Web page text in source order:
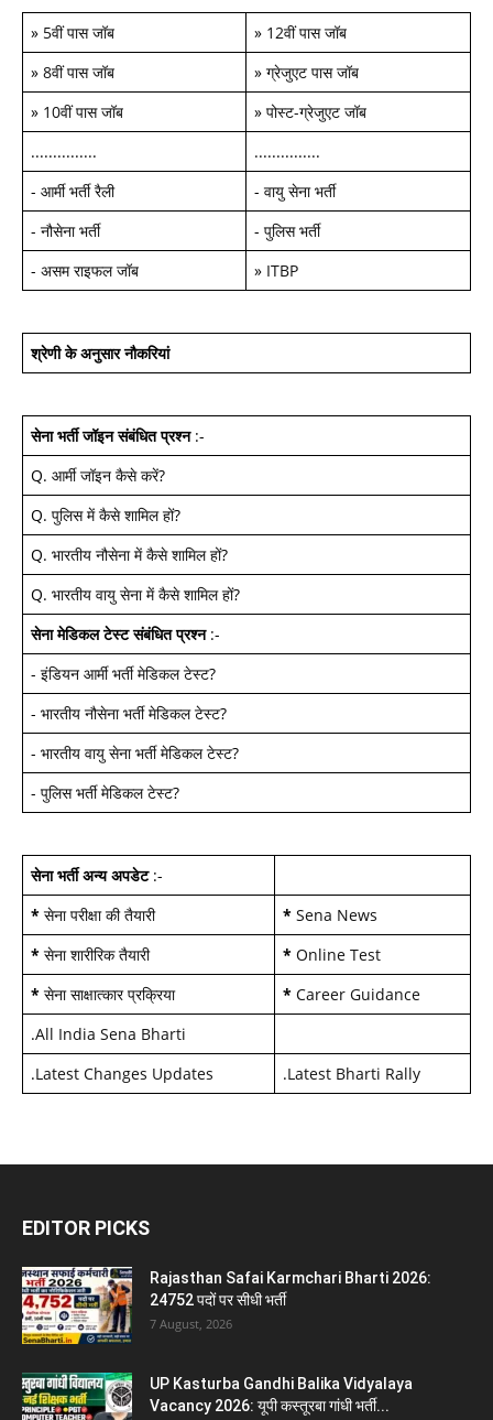
» 5वीं पास जॉब » 12वीं पास जॉब
» 8वीं पास जॉब » ग्रेजुएट पास जॉब
» 10वीं पास जॉब » पोस्ट-ग्रेजुएट जॉब
...............
...............
- आर्मी भर्ती रैली - वायु सेना भर्ती
- नौसेना भर्ती - पुलिस भर्ती
- असम राइफल जॉब » ITBP
श्रेणी के अनुसार नौकरियां
सेना भर्ती जॉइन संबंधित प्रश्न:-
Q. आर्मी जॉइन कैसे करें?
Q. पुलिस में कैसे शामिल हों?
Q. भारतीय नौसेना में कैसे शामिल हों?
Q. भारतीय वायु सेना में कैसे शामिल हों?
सेना मेडिकल टेस्ट संबंधित प्रश्न:-
- इंडियन आर्मी भर्ती मेडिकल टेस्ट?
- भारतीय नौसेना भर्ती मेडिकल टेस्ट?
- भारतीय वायु सेना भर्ती मेडिकल टेस्ट?
- पुलिस भर्ती मेडिकल टेस्ट?
सेना भर्ती अन्य अपडेट:-
* सेना परीक्षा की तैयारी * Sena News
* सेना शारीरिक तैयारी * Online Test
* सेना साक्षात्कार प्रक्रिया * Career Guidance
.All India Sena Bharti
.Latest Changes Updates .Latest Bharti Rally
EDITOR PICKS
Rajasthan Safai Karmchari Bharti 2026:
24752 पदों पर सीधी भर्ती
7 August, 2026
UP Kasturba Gandhi Balika Vidyalaya
Vacancy 2026: यूपी कस्तूरबा गांधी भर्ती...